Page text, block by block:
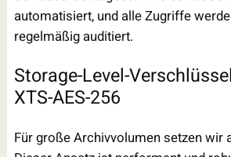
automatisiert, und alle Zugriffe
regelmäßig auditiert.
Storage-Level-
XTS-AES-256
Für große Archivvolumen setzen wir